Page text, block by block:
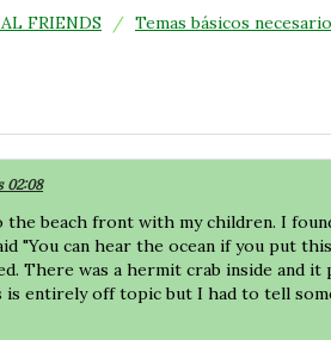
FRIENDS / Temas básicos
02:08
the beach front with my children. I
"You can hear the ocean if you put
There was a hermit crab inside and
entirely off topic but I had to tell